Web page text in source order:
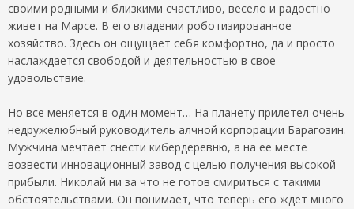
своими родными и близкими счастливо, весело и радостно
живет на Марсе. В его владении роботизированное
хозяйство. Здесь он ощущает себя комфортно, да и просто
наслаждается свободой и деятельностью в свое
удовольствие.
Но все меняется в один момент… На планету прилетел очень
недружелюбный руководитель алчной корпорации Барагозин.
Мужчина мечтает снести кибердеревню, а на ее месте
возвести инновационный завод с целью получения высокой
прибыли. Николай ни за что не готов смириться с такими
обстоятельствами. Он понимает, что теперь его ждет много